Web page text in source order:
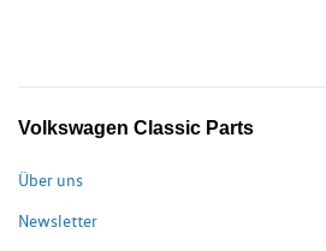
Volkswagen Classic Parts
Über uns
Newsletter